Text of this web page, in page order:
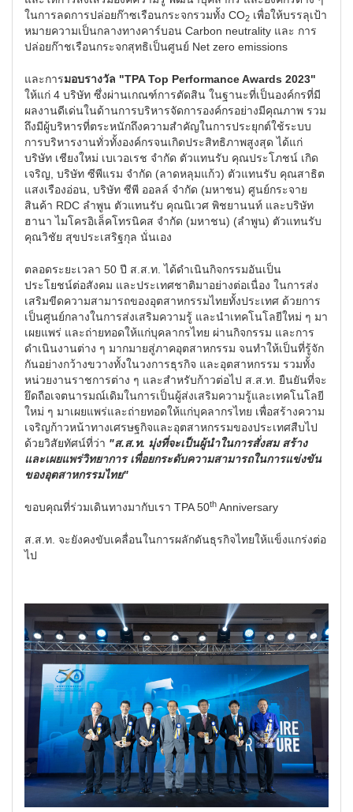
ในการลดการปล่อยก๊าซเรือนกระจกรวมทั้ง CO2 เพื่อให้บรรลุเป้า
หมายความเป็นกลางทางคาร์บอน Carbon neutrality และ การ
ปล่อยก๊าชเรือนกระจกสุทธิเป็นศูนย์ Net zero emissions
และการมอบรางวัล "TPA Top Performance Awards 2023"
ให้แก่ 4 บริษัท ซึ่งผ่านเกณฑ์การตัดสิน ในฐานะที่เป็นองค์กรที่มี
ผลงานดีเด่นในด้านการบริหารจัดการองค์กรอย่างมีคุณภาพ รวม
ถึงมีผู้บริหารที่ตระหนักถึงความสำคัญในการประยุกต์ใช้ระบบ
การบริหารงานทั่วทั้งองค์กรจนเกิดประสิทธิภาพสูงสุด ได้แก่
บริษัท เชียงใหม่ เบเวอเรช จำกัด ตัวแทนรับ คุณประโภชน์ เกิด
เจริญ, บริษัท ซีพีแรม จำกัด (ลาดหลุมแก้ว) ตัวแทนรับ คุณสาธิต
แสงเรืองอ่อน, บริษัท ซีพี ออลล์ จำกัด (มหาชน) ศูนย์กระจาย
สินค้า RDC ลำพูน ตัวแทนรับ คุณนิเวศ พิชยานนท์ และบริษัท
ฮานา ไมโครอิเล็คโทรนิคส จำกัด (มหาชน) (ลำพูน) ตัวแทนรับ
คุณวิชัย สุขประเสริฐกุล นั่นเอง
ตลอดระยะเวลา 50 ปี ส.ส.ท. ได้ดำเนินกิจกรรมอันเป็น
ประโยชน์ต่อสังคม และประเทศชาติมาอย่างต่อเนื่อง ในการส่ง
เสริมขีดความสามารถของอุตสาหกรรมไทยทั้งประเทศ ด้วยการ
เป็นศูนย์กลางในการส่งเสริมความรู้ และนำเทคโนโลยีใหม่ ๆ มา
เผยแพร่ และถ่ายทอดให้แก่บุคลากรไทย ผ่านกิจกรรม และการ
ดำเนินงานต่าง ๆ มากมายสู่ภาคอุตสาหกรรม จนทำให้เป็นที่รู้จัก
กันอย่างกว้างขวางทั้งในวงการธุรกิจ และอุตสาหกรรม รวมทั้ง
หน่วยงานราชการต่าง ๆ และสำหรับก้าวต่อไป ส.ส.ท. ยืนยันที่จะ
ยึดถือเจตนารมณ์เดิมในการเป็นผู้ส่งเสริมความรู้และเทคโนโลยี
ใหม่ ๆ มาเผยแพร่และถ่ายทอดให้แก่บุคลากรไทย เพื่อสร้างความ
เจริญก้าวหน้าทางเศรษฐกิจและอุตสาหกรรมของประเทศสืบไป
ด้วยวิสัยทัศน์ที่ว่า "ส.ส.ท. มุ่งที่จะเป็นผู้นำในการสั่งสม สร้าง
และเผยแพร่วิทยาการ เพื่อยกระดับความสามารถในการแข่งขัน
ของอุตสาหกรรมไทย"
ขอบคุณที่ร่วมเดินทางมากับเรา TPA 50th Anniversary
ส.ส.ท. จะยังคงขับเคลื่อนในการผลักดันธุรกิจไทยให้แข็งแกร่งต่อ
ไป